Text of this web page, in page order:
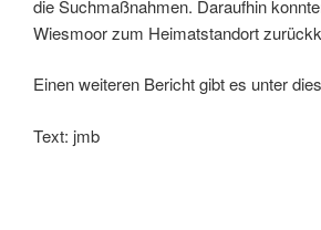
die Suchmaßnahmen. Daraufhin
Wiesmoor zum Heimatstandort
Einen weiteren Bericht gibt es unter
Text: jmb